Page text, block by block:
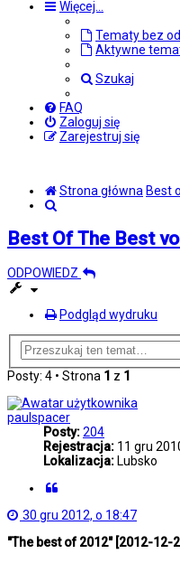
Więcej…
Tematy bez
Aktywne
Szukaj
FAQ
Zaloguj się
Zarejestruj się
Strona główna Best
Best Of The Best
ODPOWIEDZ
Podgląd wydruku
Posty: 4 • Strona 1 z 1
paulspacer
Posty:204
Rejestracja: 11 gru
Lokalizacja: Lubsko
30 gru 2012, o 18:47
"The best of 2012" [2012-12-